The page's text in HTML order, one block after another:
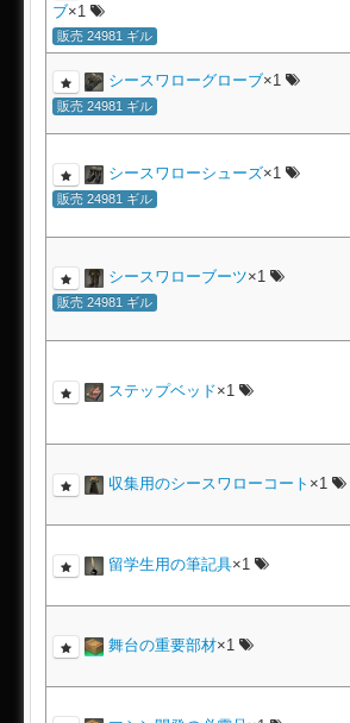
ブ×1
販売 24981 ギル
シースワローグローブ×1
販売 24981 ギル
シースワローシューズ×1
販売 24981 ギル
シースワローブーツ×1
販売 24981 ギル
ステップベッド×1
収集用のシースワローコート ×1
留学生用の筆記具×1
舞台の重要部材×1